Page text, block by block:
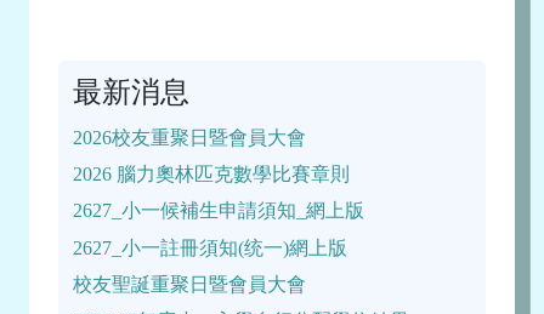
最新消息
2026校友重聚日暨會員大會
2026 腦力奧林匹克數學比賽章則
2627_小一候補生申請須知_網上版
2627_小一註冊須知(统一)網上版
校友聖誕重聚日暨會員大會